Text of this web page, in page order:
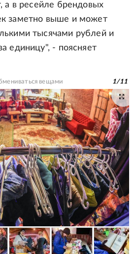
а в ресейле брендовых
заметно выше и может
тысячами рублей и
единицу", - поясняет
вещами 1/11